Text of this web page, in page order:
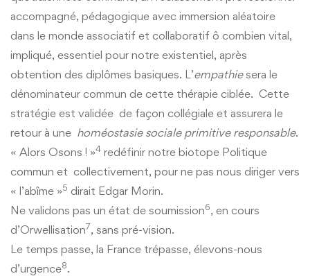
accompagné, pédagogique avec immersion aléatoire
dans le monde associatif et collaboratif ô combien vital,
impliqué, essentiel pour notre existentiel, après
obtention des diplômes basiques. L’empathiesera le
dénominateur commun de cette thérapie ciblée. Cette
stratégie est validée de façon collégiale et assurera le
retour à une homéostasie sociale primitive responsable.
« Alors Osons ! »4 redéfinir notre biotope Politique
commun et collectivement, pour ne pas nous diriger vers
« l’abîme »5 dirait Edgar Morin.
Ne validons pas un état de soumission6, en cours
d’Orwellisation7, sans pré-vision.
Le temps passe, la France trépasse, élevons-nous
d’urgence8.